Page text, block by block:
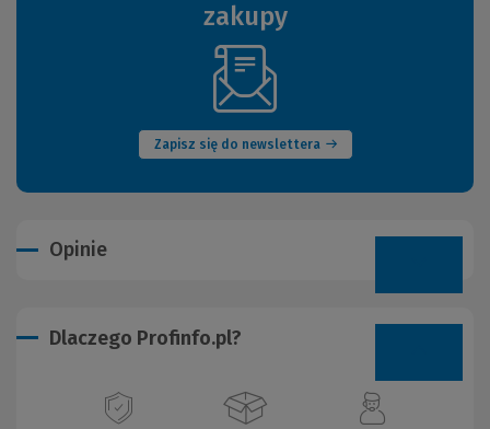
zakupy
Zapisz się do newslettera
(Nowe
okno)
Opinie
Dlaczego Profinfo.pl?